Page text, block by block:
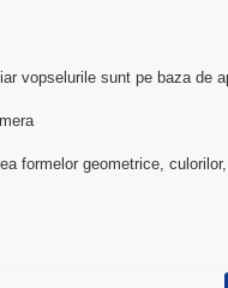
vopselurile sunt pe baza de
formelor geometrice,